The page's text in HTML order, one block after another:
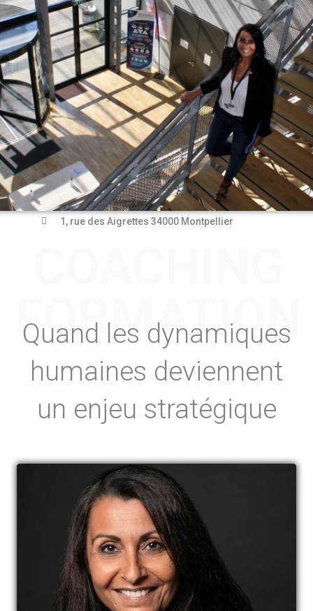
1, rue des Aigrettes 34000 Montpellier
FORMATION
Quand les dynamiques
humaines deviennent
un enjeu stratégique